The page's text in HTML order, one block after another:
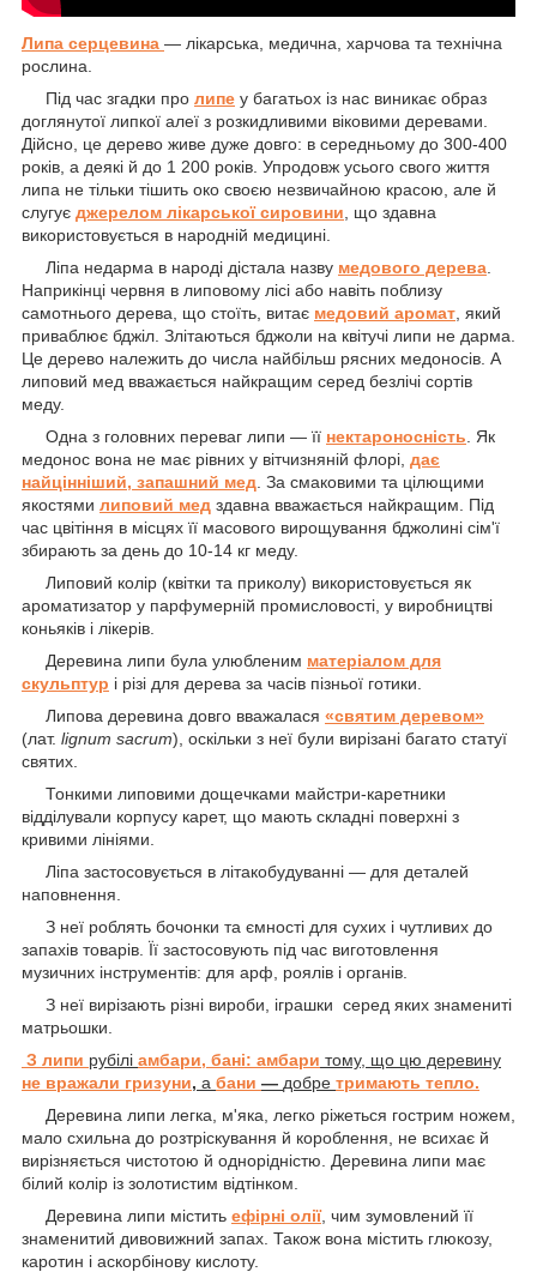
Липа серцевина — лікарська, медична, харчова та технічна
рослина.
Під час згадки про липе у багатьох із нас виникає образ
доглянутої липкої алеї з розкидливими віковими деревами.
Дійсно, це дерево живе дуже довго: в середньому до 300-400
років, а деякі й до 1 200 років. Упродовж усього свого життя
липа не тільки тішить око своєю незвичайною красою, але й
слугує джерелом лікарської сировини, що здавна
використовується в народній медицині.
Ліпа недарма в народі дістала назву медового дерева.
Наприкінці червня в липовому лісі або навіть поблизу
самотнього дерева, що стоїть, витає медовий аромат, який
приваблює бджіл. Злітаються бджоли на квітучі липи не дарма.
Це дерево належить до числа найбільш рясних медоносів. А
липовий мед вважається найкращим серед безлічі сортів
меду.
Одна з головних переваг липи — її нектароносність. Як
медонос вона не має рівних у вітчизняній флорі, дає
найцінніший, запашний мед. За смаковими та цілющими
якостями липовий мед здавна вважається найкращим. Під
час цвітіння в місцях її масового вирощування бджолині сім'ї
збирають за день до 10-14 кг меду.
Липовий колір (квітки та приколу) використовується як
ароматизатор у парфумерній промисловості, у виробництві
коньяків і лікерів.
Деревина липи була улюбленим матеріалом для
скульптур і різі для дерева за часів пізньої готики.
Липова деревина довго вважалася «святим деревом»
(лат. lignum sacrum), оскільки з неї були вирізані багато статуї
святих.
Тонкими липовими дощечками майстри-каретники
відділували корпусу карет, що мають складні поверхні з
кривими лініями.
Ліпа застосовується в літакобудуванні — для деталей
наповнення.
З неї роблять бочонки та ємності для сухих і чутливих до
запахів товарів. Її застосовують під час виготовлення
музичних інструментів: для арф, роялів і органів.
З неї вирізають різні вироби, іграшки серед яких знамениті
матрьошки.
З липи рубілі амбари, бані: амбари тому, що цю деревину
не вражали гризуни, а бани — добре тримають тепло.
Деревина липи легка, м'яка, легко ріжеться гострим ножем,
мало схильна до розтріскування й короблення, не всихає й
вирізняється чистотою й однорідністю. Деревина липи має
білий колір із золотистим відтінком.
Деревина липи містить ефірні олії, чим зумовлений її
знаменитий дивовижний запах. Також вона містить глюкозу,
каротин і аскорбінову кислоту.